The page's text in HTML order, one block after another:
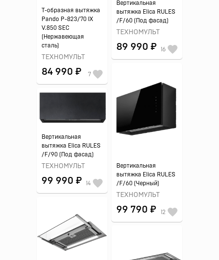
Т-образная вытяжка
Pando P-823/70 IX
V.850 SEC
(Нержавеющая
сталь)
ТЕХНОМУЛЬТ
84 990 ₽ 7
Вертикальная
вытяжка Elica RULES
/F/60 (Под фасад)
ТЕХНОМУЛЬТ
89 990 ₽ 16
Вертикальная
вытяжка Elica RULES
/F/60 (Черный)
ТЕХНОМУЛЬТ
99 790 ₽ 12
Вертикальная
вытяжка Elica RULES
/F/90 (Под фасад)
ТЕХНОМУЛЬТ
99 990 ₽ 14